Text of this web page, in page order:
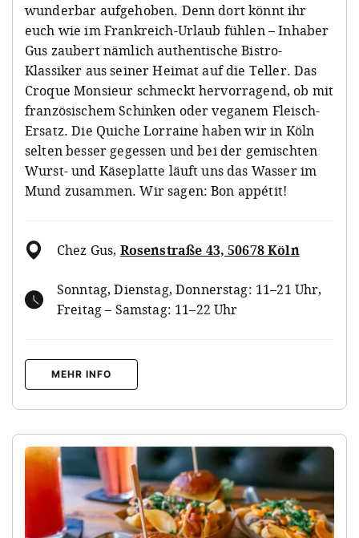
wunderbar aufgehoben. Denn dort könnt ihr
euch wie im Frankreich-Urlaub fühlen – Inhaber
Gus zaubert nämlich authentische Bistro-
Klassiker aus seiner Heimat auf die Teller. Das
Croque Monsieur schmeckt hervorragend, ob mit
französischem Schinken oder veganem Fleisch-
Ersatz. Die Quiche Lorraine haben wir in Köln
selten besser gegessen und bei der gemischten
Wurst- und Käseplatte läuft uns das Wasser im
Mund zusammen. Wir sagen: Bon appétit!
Chez Gus, Rosenstraße 43, 50678 Köln
Sonntag, Dienstag, Donnerstag: 11–21 Uhr,
Freitag – Samstag: 11–22 Uhr
MEHR INFO